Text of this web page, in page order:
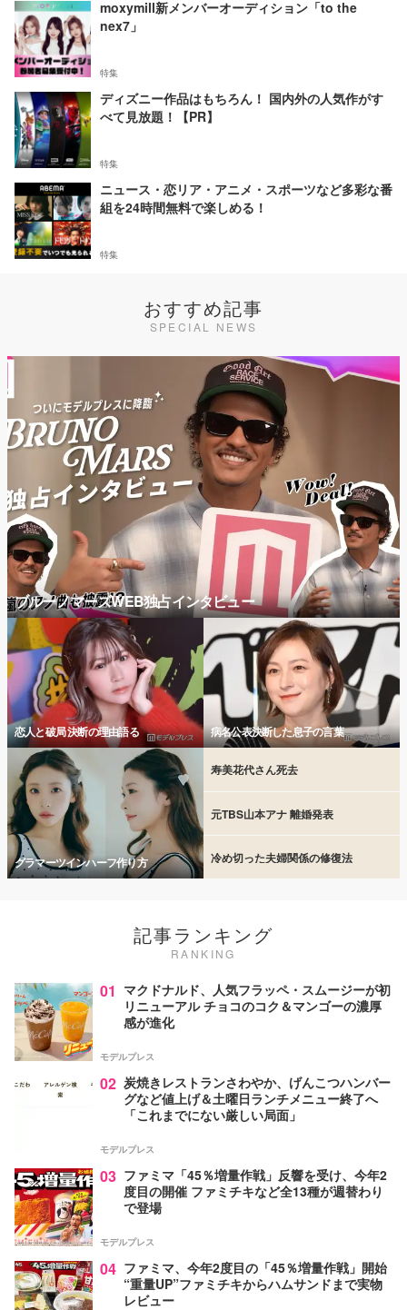
moxymill新メンバーオーディション「to the
nex7」
特集
ディズニー作品はもちろん！ 国内外の人気作がす
べて見放題！【PR】
特集
ニュース・恋リア・アニメ・スポーツなど多彩な番
組を24時間無料で楽しめる！
特集
おすすめ記事
SPECIAL NEWS
ブルーノマーズWEB独占インタビュー
恋人と破局 決断の理由語る 病名公表決断した息子の言葉
グラマーツインハーフ作り方
寿美花代さん死去
元TBS山本アナ 離婚発表
冷め切った夫婦関係の修復法
記事ランキング
RANKING
01 マクドナルド、人気フラッペ・スムージーが初
リニューアル チョコのコク＆マンゴーの濃厚
感が進化
モデルプレス
02 炭焼きレストランさわやか、げんこつハンバー
グなど値上げ＆土曜日ランチメニュー終了へ
「これまでにない厳しい局面」
モデルプレス
03 ファミマ「45％増量作戦」反響を受け、今年2
度目の開催 ファミチキなど全13種が週替わり
で登場
モデルプレス
04 ファミマ、今年2度目の「45％増量作戦」開始
“重量UP”ファミチキからハムサンドまで実物
レビュー